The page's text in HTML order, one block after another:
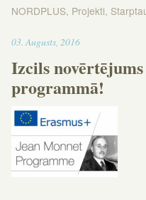
NORDPLUS, Projekti,
03. Augusts, 201609:59
Izcils
programmā!